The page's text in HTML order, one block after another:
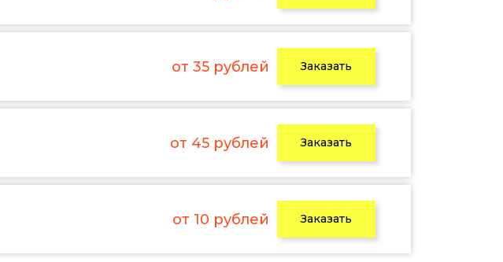
от 35 рублей Заказать
от 45 рублей Заказать
от 10 рублей Заказать